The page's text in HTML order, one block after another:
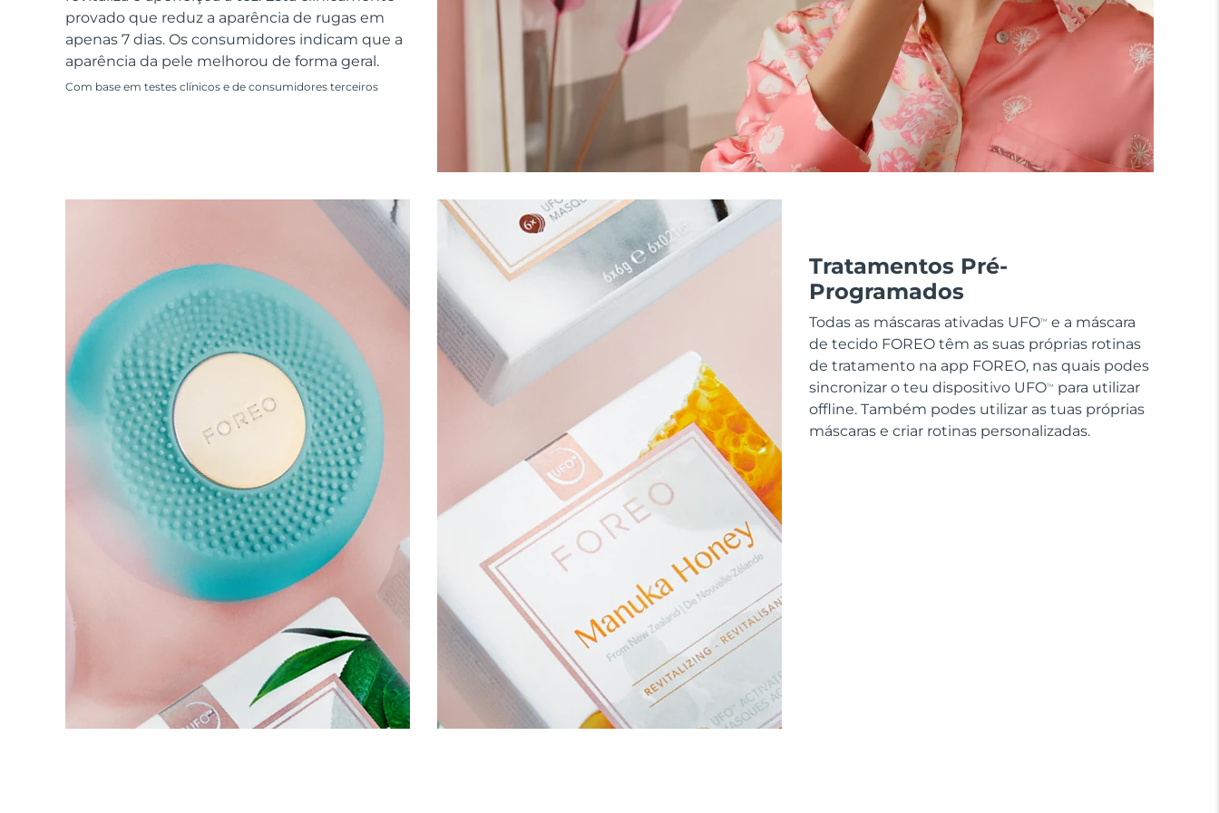
provado que reduz a aparência de rugas em
apenas 7 dias. Os consumidores indicam que a
aparência da pele melhorou de forma geral.
Com base em testes clínicos e de consumidores terceiros
Tratamentos Pré-
Programados
Todas as máscaras ativadas UFOTM
e a máscara
de tecido FOREO têm as suas próprias rotinas
de tratamento na app FOREO, nas quais podes
sincronizar o teu dispositivo UFOTM
para utilizar
offline. Também podes utilizar as tuas próprias
máscaras e criar rotinas personalizadas.
All acne treatment devices
All revitalizing eye massagers
Cuidados de pele KIWI™
Advanced pore care essentials
LUNA™ Dual-Peptide Scalp
Serum
For healthy hair
issa™ Teeth Whitening Gel
18% PAP
Cosméticos Homens